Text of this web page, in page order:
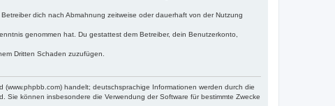
dich nach Abmahnung zeitweise oder dauerhaft von der Nutzung
genommen hat. Du gestattest dem Betreiber, dein Benutzerkonto,
Dritten Schaden zuzufügen.
(www.phpbb.com) handelt; deutschsprachige Informationen werden durch die
Sie können insbesondere die Verwendung der Software für bestimmte Zwecke